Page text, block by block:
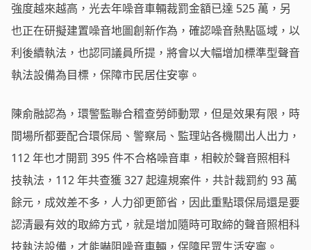
強度越來越高，光去年噪音車輛裁罰金額已達 525 萬，另
也正在研擬建置噪音地圖創新作為，確認噪音熱點區域，以
利後續執法，也認同議員所提，將會以大幅增加標準型聲音
執法設備為目標，保障市民居住安寧。
陳俞融認為，環警監聯合稽查勞師動眾，但是效果有限，時
間場所都要配合環保局、警察局、監理站各機關出人出力，
112 年也才開罰 395 件不合格噪音車，相較於聲音照相科
技執法，112 年共查獲 327 起違規案件，共計裁罰約 93 萬
餘元，成效差不多，人力卻更節省，因此重點環保局還是要
認清最有效的取締方式，就是增加隨時可取締的聲音照相科
技執法設備，才能嚇阻噪音車輛，保障民眾生活安寧。